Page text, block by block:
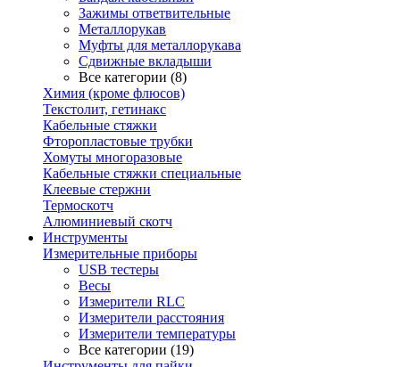
Зажимы ответвительные
Металлорукав
Муфты для металлорукава
Сдвижные вкладыши
Все категории (8)
Химия (кроме флюсов)
Текстолит, гетинакс
Кабельные стяжки
Фторопластовые трубки
Хомуты многоразовые
Кабельные стяжки специальные
Клеевые стержни
Термоскотч
Алюминиевый скотч
Инструменты
Измерительные приборы
USB тестеры
Весы
Измерители RLC
Измерители расстояния
Измерители температуры
Все категории (19)